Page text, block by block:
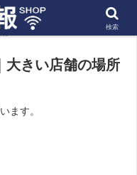
大きい店舗の場所
ます。
検索